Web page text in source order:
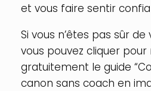
et vous faire sentir
Si vous n’êtes pas sûr
vous pouvez cliquer pour
gratuitement le guide
canon sans coach en